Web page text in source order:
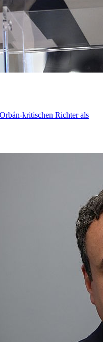
kritischen Richter als